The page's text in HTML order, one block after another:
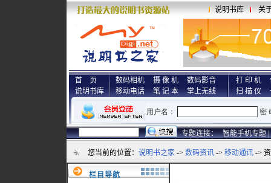
说明书库 关
首 页
说明书库
数码相机 摄 像 机
数码影音
移动电话
笔 记 本 掌上无线
打 印 机
扫 描 仪
专题连接： 智能手机专题 |
您当前的位置： 说明书之家 -> 数码资讯 -> 移动通讯 ->
栏目导航